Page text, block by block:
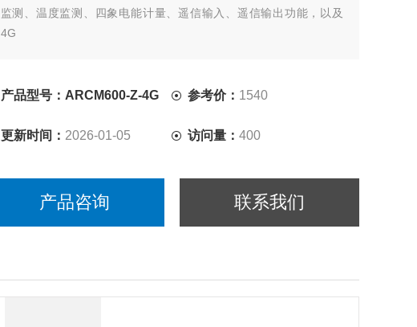
监测、温度监测、四象电能计量、遥信输入、遥信输出功能，以及
4G
产品型号：ARCM600-Z-4G 参考价： 1540
更新时间： 2026-01-05 访问量：400
产品咨询 联系我们